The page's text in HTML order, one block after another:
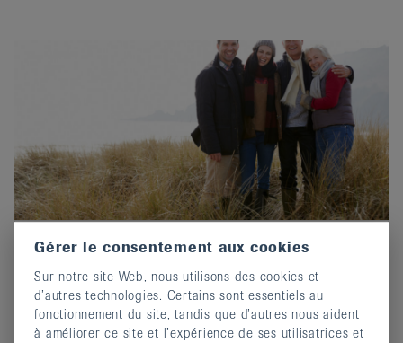
maintenant !
02 octobre 2025
Invitation au concours d'écriture de EULAR.
Gérer le consentement aux cookies
Sur notre site Web, nous utilisons des cookies et
d’autres technologies. Certains sont essentiels au
fonctionnement du site, tandis que d’autres nous aident
à améliorer ce site et l’expérience de ses utilisatrices et